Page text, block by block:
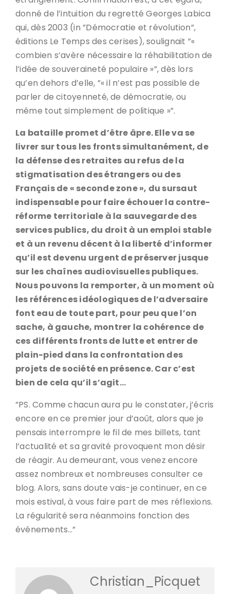
donné de l’intuition du regretté Georges Labica
qui, dès 2003 (in ”Démocratie et révolution”,
éditions Le Temps des cerises), soulignait ”«
combien s’avère nécessaire la réhabilitation de
l’idée de souveraineté populaire »”, dès lors
qu’en dehors d’elle, ”« il n’est pas possible de
parler de citoyenneté, de démocratie, ou
même tout simplement de politique »”.
La bataille promet d’être âpre. Elle va se
livrer sur tous les fronts simultanément, de
la défense des retraites au refus de la
stigmatisation des étrangers ou des
Français de « seconde zone », du sursaut
indispensable pour faire échouer la contre-
réforme territoriale à la sauvegarde des
services publics, du droit à un emploi stable
et à un revenu décent à la liberté d’informer
qu’il est devenu urgent de préserver jusque
sur les chaînes audiovisuelles publiques.
Nous pouvons la remporter, à un moment où
les références idéologiques de l’adversaire
font eau de toute part, pour peu que l’on
sache, à gauche, montrer la cohérence de
ces différents fronts de lutte et entrer de
plain-pied dans la confrontation des
projets de société en présence. Car c’est
bien de cela qu’il s’agit…
”PS. Comme chacun aura pu le constater, j’écris
encore en ce premier jour d’août, alors que je
pensais interrompre le fil de mes billets, tant
l’actualité et sa gravité provoquent mon désir
de réagir. Au demeurant, vous venez encore
assez nombreux et nombreuses consulter ce
blog. Alors, sans doute vais-je continuer, en ce
mois estival, à vous faire part de mes réflexions.
La régularité sera néanmoins fonction des
événements…”
Christian_Picquet